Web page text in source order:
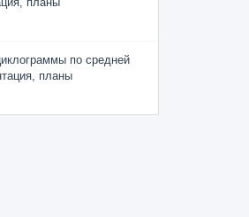
по средней
планы